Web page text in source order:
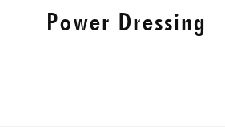
Power Dressing